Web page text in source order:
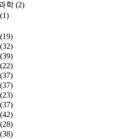
학 (2)
(1)
(19)
(32)
(39)
(22)
(37)
(37)
(23)
(37)
(42)
(28)
(38)